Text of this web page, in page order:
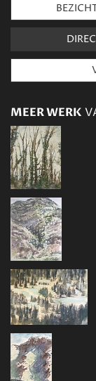
MEER WERK